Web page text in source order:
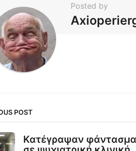
Posted by
POST
Κατέγραψαν φάντασμα